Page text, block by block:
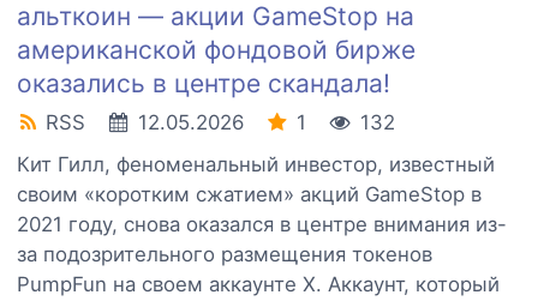
альткоин — акции GameStop на
американской фондовой бирже
оказались в центре скандала!
RSS 12.05.2026 1
132
Кит Гилл, феноменальный инвестор, известный
своим «коротким сжатием» акций GameStop в
2021 году, снова оказался в центре внимания из-
за подозрительного размещения токенов
PumpFun на своем аккаунте X. Аккаунт, который